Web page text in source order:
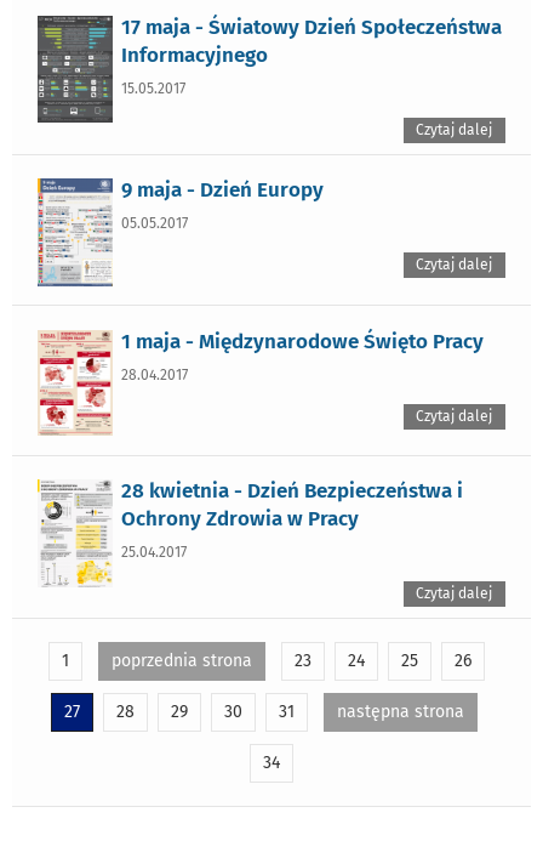
17 maja - Światowy Dzień Społeczeństwa
Informacyjnego
15.05.2017
Czytaj dalej
9 maja - Dzień Europy
05.05.2017
Czytaj dalej
1 maja - Międzynarodowe Święto Pracy
28.04.2017
Czytaj dalej
28 kwietnia - Dzień Bezpieczeństwa i
Ochrony Zdrowia w Pracy
25.04.2017
Czytaj dalej
1 poprzednia strona 23 24 25 26
27 28 29 30 31 następna strona
34